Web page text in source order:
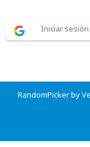
Iniciar
RandomPicker by